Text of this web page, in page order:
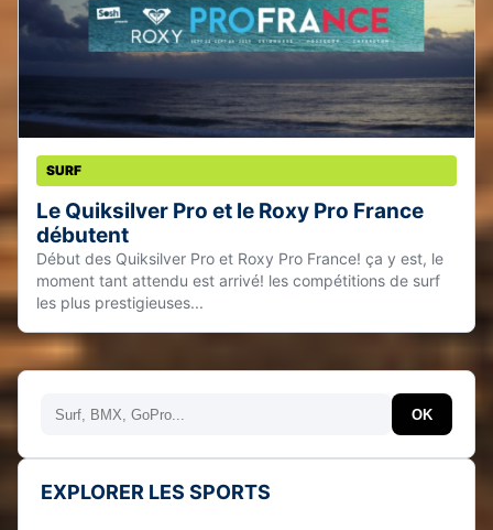
SURF
Le Quiksilver Pro et le Roxy Pro France
débutent
Début des Quiksilver Pro et Roxy Pro France! ça y est, le
moment tant attendu est arrivé! les compétitions de surf
les plus prestigieuses...
Rechercher OK
EXPLORER LES SPORTS